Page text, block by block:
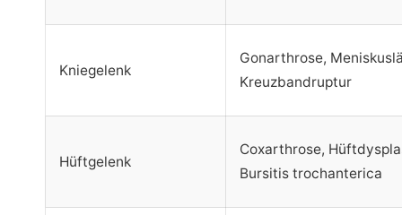
Kniegelenk
Gonarthrose,
Kreuzbandruptur
Hüftgelenk
Coxarthrose,
Bursitis trochanterica